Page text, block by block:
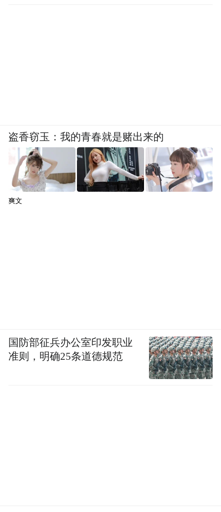
盗香窃玉：我的青春就是赌出来的
爽文
国防部征兵办公室印发职业
准则，明确25条道德规范